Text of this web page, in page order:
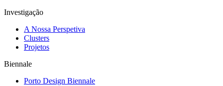
Investigação
A Nossa Perspetiva
Clusters
Projetos
Biennale
Porto Design Biennale